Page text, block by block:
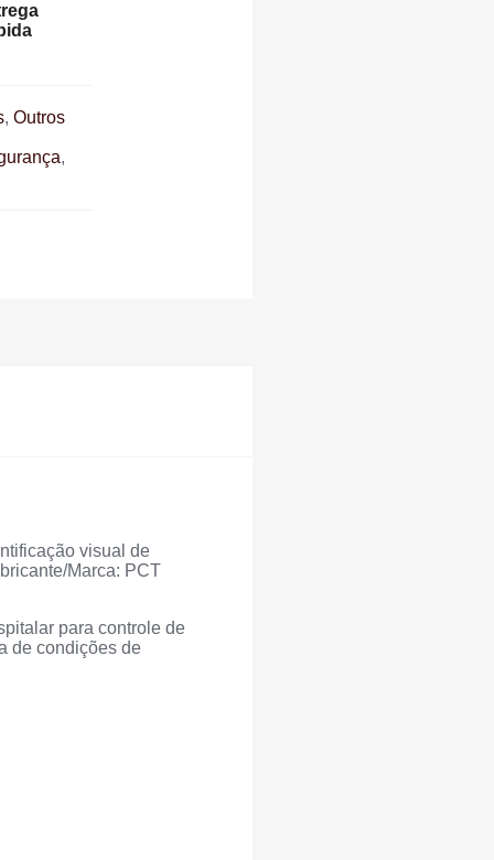
, Outros
,
visual de
Marca: PCT
para controle de
de condições de